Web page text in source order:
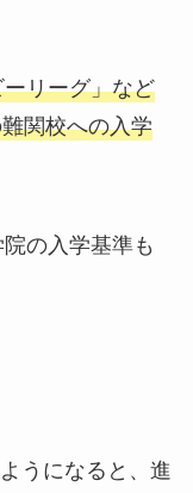
リーグ」など
関校への入学
の入学基準も
うになると、進